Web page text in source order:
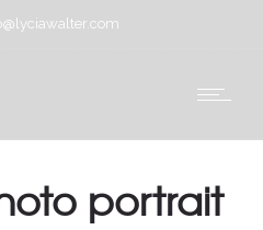
portrait